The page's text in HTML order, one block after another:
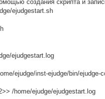
создания скрипта и
ejudgestart.sh
ejudgestart.log
ejudge/inst-ejudge/bin/
/home/ejudge/ejudgestart.log